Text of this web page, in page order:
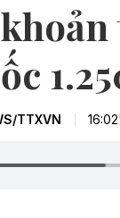
TTXVN